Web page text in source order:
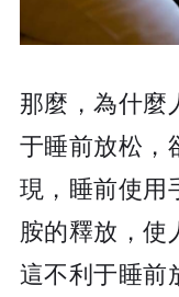
那麼，為什麼
于睡前放松，
現，睡前使用
胺的釋放，使
這不利于睡前